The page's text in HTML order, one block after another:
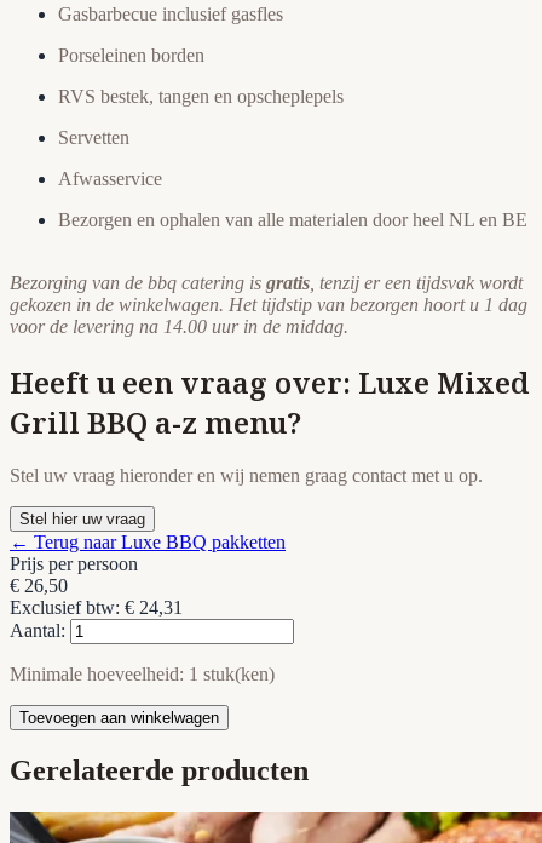
Gasbarbecue inclusief gasfles
Porseleinen borden
RVS bestek, tangen en opscheplepels
Servetten
Afwasservice
Bezorgen en ophalen van alle materialen door heel NL en BE
Bezorging van de bbq catering is gratis , tenzij er een tijdsvak wordt
gekozen in de winkelwagen. Het tijdstip van bezorgen hoort u 1 dag
voor de levering na 14.00 uur in de middag.
Heeft u een vraag over: Luxe Mixed
Grill BBQ a-z menu?
Stel uw vraag hieronder en wij nemen graag contact met u op.
Stel hier uw vraag
← Terug naar Luxe BBQ pakketten
Prijs per persoon
€ 26,50
Exclusief btw: € 24,31
Aantal:
Minimale hoeveelheid: 1 stuk(ken)
Toevoegen aan winkelwagen
Gerelateerde producten